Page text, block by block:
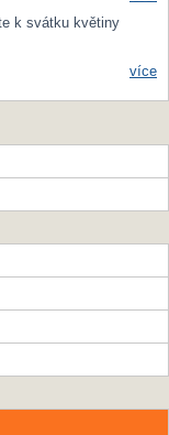
k svátku květiny
více